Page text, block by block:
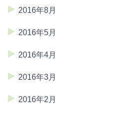
2016年8月
2016年5月
2016年4月
2016年3月
2016年2月